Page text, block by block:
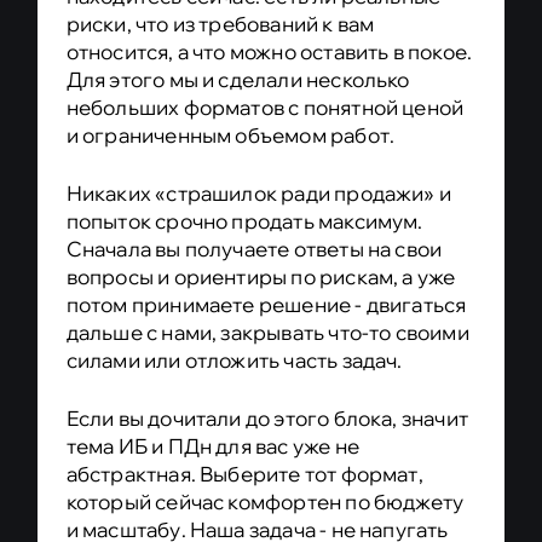
несовместимо с целями
РФ ст. 13.11 ч. 1)
100.000 ₽ - 200.000 ₽-
Повторное нарушение ч. 1
100.000 ₽ - 300.000 ₽-
Обработка без письменного
согласия, когда оно обязательно
/ нарушение требований к
письменному согласию(КоАП
300.000 ₽ - 500.000 ₽-
Повторное нарушение ч. 2
(КоАП РФ ст. 13.11 ч. 2.1)
Мы поможем вам навести
порядок в персональных данных
так, чтобы этот вопрос был
закрыт надолго.
Оставьте заявку. И вы точно
будете знать, где у вас риски, а
где все действительно в
порядке.
риски, что из требований к вам
относится, а что можно оставить в покое.
Для этого мы и сделали несколько
небольших форматов с понятной ценой
и ограниченным объемом работ.
Никаких «страшилок ради продажи» и
попыток срочно продать максимум.
Сначала вы получаете ответы на свои
вопросы и ориентиры по рискам, а уже
потом принимаете решение - двигаться
дальше с нами, закрывать что-то своими
силами или отложить часть задач.
Если вы дочитали до этого блока, значит
тема ИБ и ПДн для вас уже не
абстрактная. Выберите тот формат,
который сейчас комфортен по бюджету
и масштабу. Наша задача - не напугать